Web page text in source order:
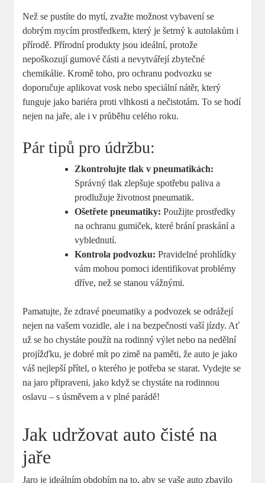
Než se pustíte do mytí, zvažte možnost vybavení se
dobrým mycím prostředkem, který je šetrný k autolakům i
přírodě. Přírodní produkty jsou ideální, protože
nepoškozují gumové části a nevytvářejí zbytečné
chemikálie. Kromě toho, pro ochranu podvozku se
doporučuje aplikovat vosk nebo speciální nátěr, který
funguje jako bariéra proti vlhkosti a nečistotám. To se hodí
nejen na jaře, ale i v průběhu celého roku.
Pár tipů pro údržbu:
Zkontrolujte tlak v pneumatikách:
Správný tlak zlepšuje spotřebu paliva a
prodlužuje životnost pneumatik.
Ošetřete pneumatiky: Použijte prostředky
na ochranu gumiček, které brání praskání a
vyblednutí.
Kontrola podvozku: Pravidelné prohlídky
vám mohou pomoci identifikovat problémy
dříve, než se stanou vážnými.
Pamatujte, že zdravé pneumatiky a podvozek se odrážejí
nejen na vašem vozidle, ale i na bezpečnosti vaší jízdy. Ať
už se ho chystáte použít na rodinný výlet nebo na nedělní
projížďku, je dobré mít po zimě na paměti, že auto je jako
váš nejlepší přítel, o kterého je potřeba se starat. Vydejte se
na jaro připraveni, jako když se chystáte na rodinnou
oslavu – s úsměvem a v plné parádě!
Jak udržovat auto čisté na
jaře
Jaro je ideálním obdobím na to, aby se vaše auto zbavilo